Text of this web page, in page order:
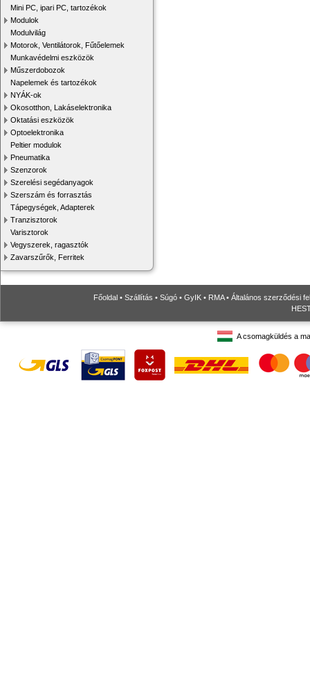
Mini PC, ipari PC, tartozékok
Modulok
Modulvilág
Motorok, Ventilátorok, Fűtőelemek
Munkavédelmi eszközök
Műszerdobozok
Napelemek és tartozékok
NYÁK-ok
Okosotthon, Lakáselektronika
Oktatási eszközök
Optoelektronika
Peltier modulok
Pneumatika
Szenzorok
Szerelési segédanyagok
Szerszám és forrasztás
Tápegységek, Adapterek
Tranzisztorok
Varisztorok
Vegyszerek, ragasztók
Zavarszűrők, Ferritek
Főoldal • Szállítás • Súgó • GyIK • RMA• Általános szerződési
A csomagküldés a